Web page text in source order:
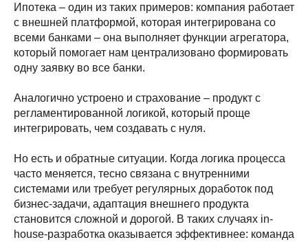
Ипотека – один из таких примеров: компания работает
с внешней платформой, которая интегрирована со
всеми банками – она выполняет функции агрегатора,
который помогает нам централизовано формировать
одну заявку во все банки.
Аналогично устроено и страхование – продукт с
регламентированной логикой, который проще
интегрировать, чем создавать с нуля.
Но есть и обратные ситуации. Когда логика процесса
часто меняется, тесно связана с внутренними
системами или требует регулярных доработок под
бизнес-задачи, адаптация внешнего продукта
становится сложной и дорогой. В таких случаях in-
house-разработка оказывается эффективнее: команда